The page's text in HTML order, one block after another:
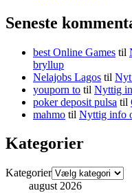
Seneste
best Online Games til
bryllup
Nelajobs Lagos til
youporn to til Nyttig
poker deposit pulsa til
mahmo til Nyttig info
Kategorier
Kategorier
august 2026